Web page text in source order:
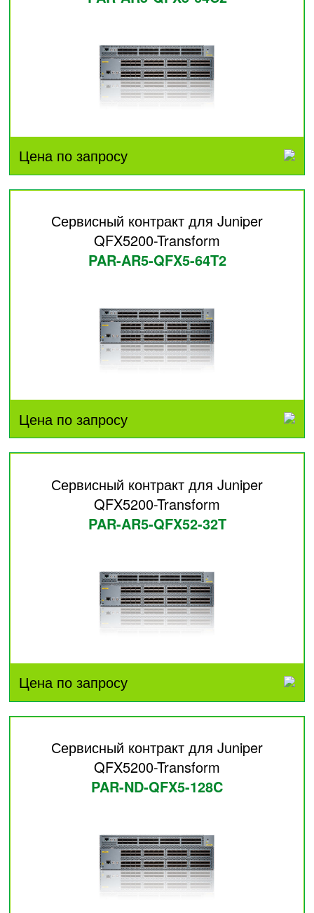
Цена по запросу
Сервисный контракт для Juniper
QFX5200-Transform
PAR-AR5-QFX5-64T2
Цена по запросу
Сервисный контракт для Juniper
QFX5200-Transform
PAR-AR5-QFX52-32T
Цена по запросу
Сервисный контракт для Juniper
QFX5200-Transform
PAR-ND-QFX5-128C